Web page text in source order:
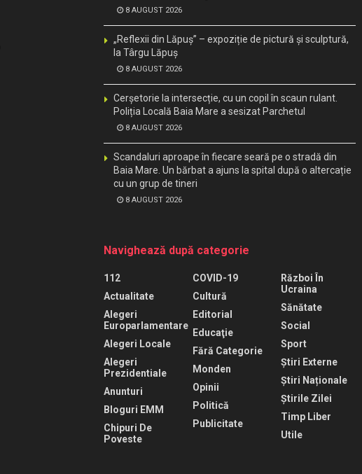
8 AUGUST 2026
„Reflexii din Lăpuș” – expoziție de pictură și sculptură,
la Târgu Lăpuș
8 AUGUST 2026
Cerșetorie la intersecție, cu un copil în scaun rulant.
Poliția Locală Baia Mare a sesizat Parchetul
8 AUGUST 2026
Scandaluri aproape în fiecare seară pe o stradă din
Baia Mare. Un bărbat a ajuns la spital după o altercație
cu un grup de tineri
8 AUGUST 2026
Navighează după categorie
112
Actualitate
Alegeri
Europarlamentare
Alegeri Locale
Alegeri
Prezidentiale
Anunturi
Bloguri EMM
Chipuri De
Poveste
COVID-19
Cultură
Editorial
Educaţie
Fără Categorie
Monden
Opinii
Politică
Publicitate
Război În
Ucraina
Sănătate
Social
Sport
Știri Externe
Știri Naționale
Știrile Zilei
Timp Liber
Utile